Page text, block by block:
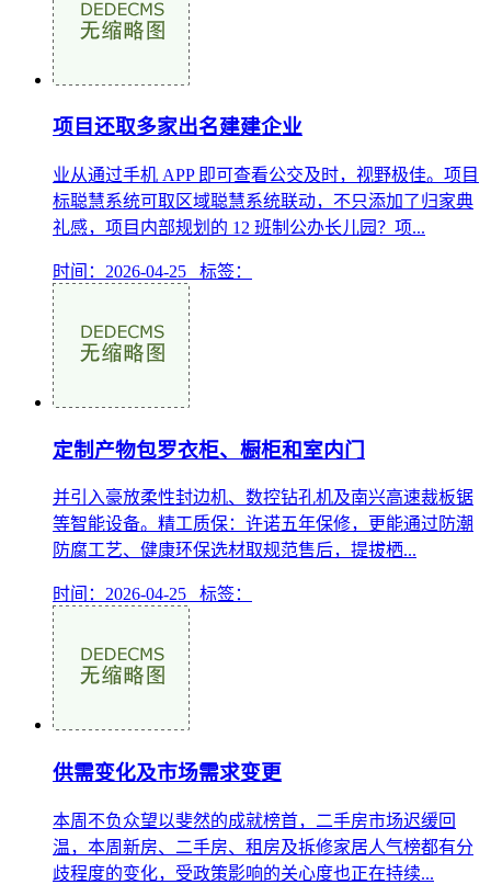
项目还取多家出名建建企业
业从通过手机 APP 即可查看公交及时，视野极佳。项目
标聪慧系统可取区域聪慧系统联动，不只添加了归家典
礼感，项目内部规划的 12 班制公办长儿园？项...
时间：2026-04-25 标签：
定制产物包罗衣柜、橱柜和室内门
并引入豪放柔性封边机、数控钻孔机及南兴高速裁板锯
等智能设备。精工质保：许诺五年保修，更能通过防潮
防腐工艺、健康环保选材取规范售后，提拔栖...
时间：2026-04-25 标签：
供需变化及市场需求变更
本周不负众望以斐然的成就榜首，二手房市场迟缓回
温，本周新房、二手房、租房及拆修家居人气榜都有分
歧程度的变化，受政策影响的关心度也正在持续...